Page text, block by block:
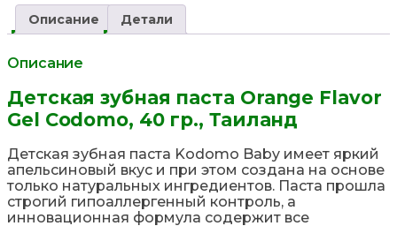
навигация
Описание Детали
Описание
Детская зубная паста Orange Flavor
Gel Codomo, 40 гр., Таиланд
Детская зубная паста Kodomo Baby имеет яркий
апельсиновый вкус и при этом создана на основе
только натуральных ингредиентов. Паста прошла
строгий гипоаллергенный контроль, а
инновационная формула содержит все